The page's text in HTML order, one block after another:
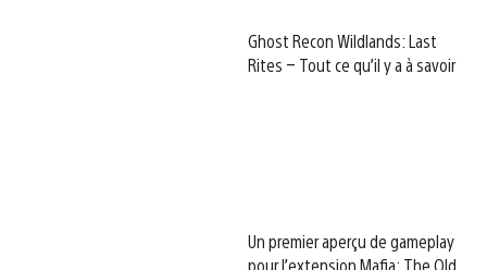
Ghost Recon Wildlands: Last
Rites – Tout ce qu’il y a à savoir
Un premier aperçu de gameplay
pour l’extension Mafia: The Old